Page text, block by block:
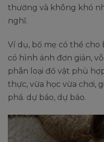
thường và không khó
nghĩ.
Ví dụ, bố mẹ có thể
có hình ảnh đơn giản,
phân loại đồ vật phù
thực, vừa học vừa chơi,
phá. dự báo, dự báo.